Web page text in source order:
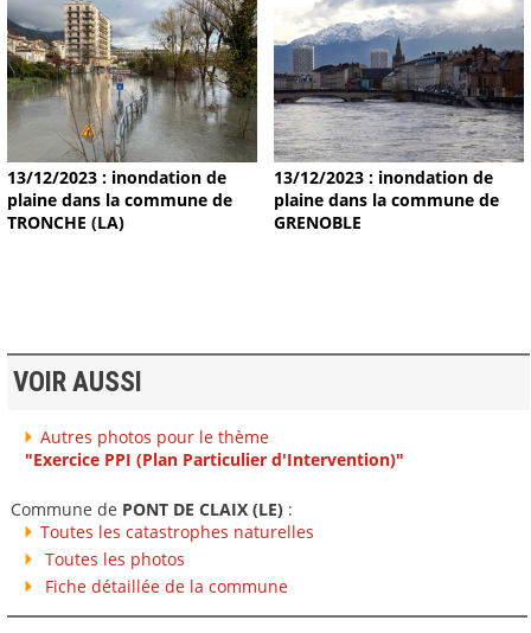
13/12/2023 : inondation de
plaine dans la commune de
TRONCHE (LA)
13/12/2023 : inondation de
plaine dans la commune de
GRENOBLE
VOIR AUSSI
Autres photos pour le thème
"Exercice PPI (Plan Particulier d'Intervention)"
Commune de PONT DE CLAIX (LE):
Toutes les catastrophes naturelles
Toutes les photos
Fiche détaillée de la commune